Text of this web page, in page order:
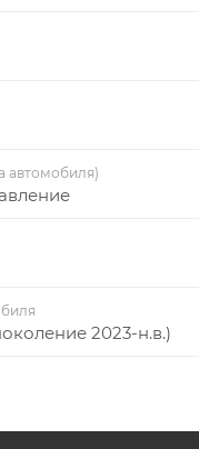
автомобиля)
2023-н.в.)